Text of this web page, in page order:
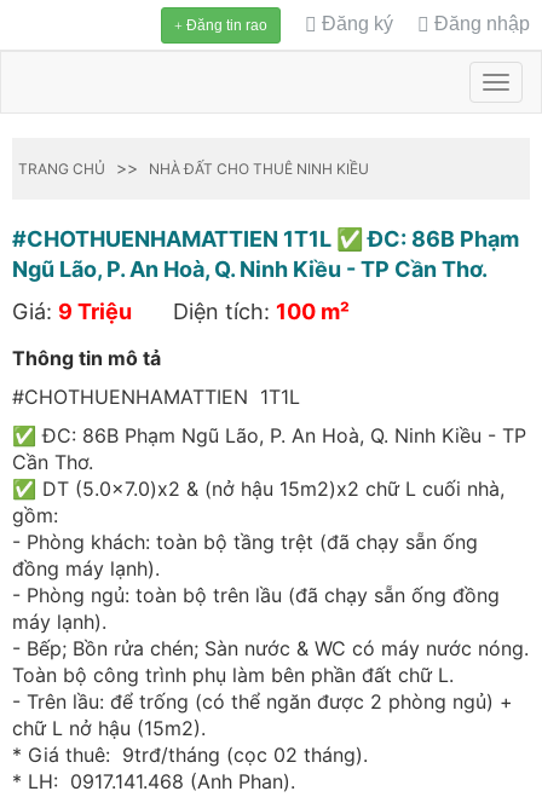
Đăng tin rao Đăng ký Đăng nhập
TRANG CHỦ >> NHÀ ĐẤT CHO THUÊ NINH KIỀU
#CHOTHUENHAMATTIEN 1T1L ✅ ĐC: 86B Phạm
Ngũ Lão, P. An Hoà, Q. Ninh Kiều - TP Cần Thơ.
Giá: 9 Triệu Diện tích: 100 m²
Thông tin mô tả
#CHOTHUENHAMATTIEN 1T1L
✅ ĐC: 86B Phạm Ngũ Lão, P. An Hoà, Q. Ninh Kiều - TP
Cần Thơ.
✅ DT (5.0x7.0)x2 & (nở hậu 15m2)x2 chữ L cuối nhà,
gồm:
- Phòng khách: toàn bộ tầng trệt (đã chạy sẵn ống
đồng máy lạnh).
- Phòng ngủ: toàn bộ trên lầu (đã chạy sẵn ống đồng
máy lạnh).
- Bếp; Bồn rửa chén; Sàn nước & WC có máy nước nóng.
Toàn bộ công trình phụ làm bên phần đất chữ L.
- Trên lầu: để trống (có thể ngăn được 2 phòng ngủ) +
chữ L nở hậu (15m2).
* Giá thuê: 9trđ/tháng (cọc 02 tháng).
* LH: 0917.141.468 (Anh Phan).